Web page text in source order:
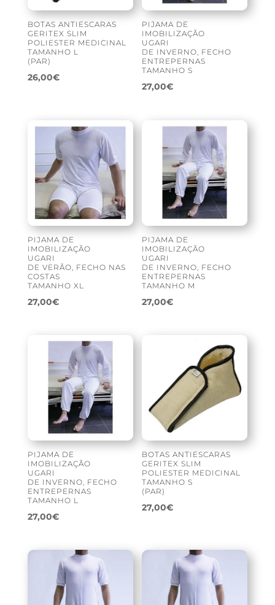
BOTAS ANTIESCARAS
GERITEX SLIM
POLIESTER MEDICINAL
TAMANHO L
(PAR)
26,00€
PIJAMA DE
IMOBILIZAÇÃO
UGARI
DE INVERNO, FECHO
ENTREPERNAS
TAMANHO S
27,00€
PIJAMA DE
IMOBILIZAÇÃO
UGARI
DE VERÃO, FECHO NAS
COSTAS
TAMANHO XL
27,00€
PIJAMA DE
IMOBILIZAÇÃO
UGARI
DE INVERNO, FECHO
ENTREPERNAS
TAMANHO M
27,00€
PIJAMA DE
IMOBILIZAÇÃO
UGARI
DE INVERNO, FECHO
ENTREPERNAS
TAMANHO L
27,00€
BOTAS ANTIESCARAS
GERITEX SLIM
POLIESTER MEDICINAL
TAMANHO S
(PAR)
27,00€